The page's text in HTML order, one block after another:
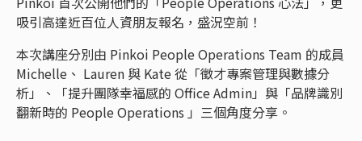
吸引高達近百位人資朋友報名，盛況空前！
本次講座分別由 Pinkoi People Operations Team 的成員
Michelle、 Lauren 與 Kate 從「徵才專案管理與數據分
析」、「提升團隊幸福感的 Office Admin」與「品牌識別
翻新時的 People Operations 」三個角度分享。